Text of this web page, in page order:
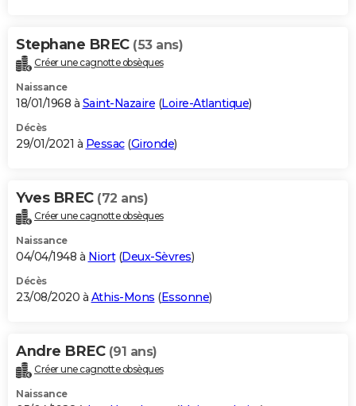
Stephane BREC (53 ans)
Créer une cagnotte obsèques
Naissance
18/01/1968 à Saint-Nazaire (Loire-Atlantique)
Décès
29/01/2021 à Pessac(Gironde)
Yves BREC (72 ans)
Créer une cagnotte obsèques
Naissance
04/04/1948 à Niort(Deux-Sèvres)
Décès
23/08/2020 à Athis-Mons (Essonne)
Andre BREC (91 ans)
Créer une cagnotte obsèques
Naissance